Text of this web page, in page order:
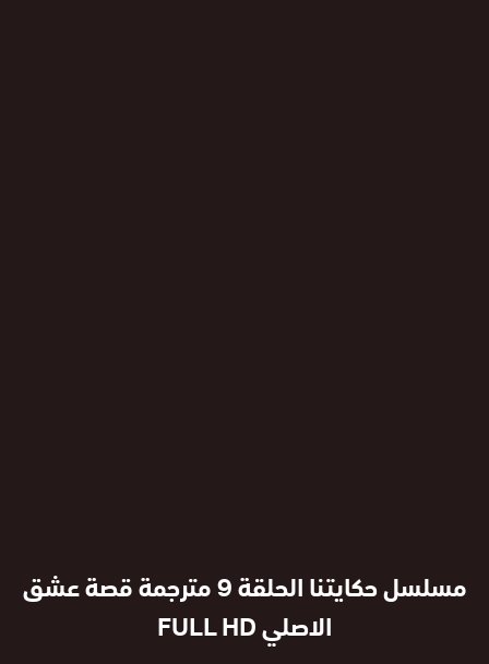
مسلسل حكايتنا الحلقة 9 مترجمة قصة عشق
الاصلي FULL HD